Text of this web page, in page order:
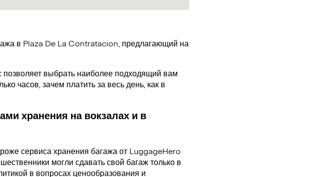
в Plaza De La Contratacion, предлагающий на
выбрать наиболее подходящий вам
часов, зачем платить за весь день, как в
хранения на вокзалах и в
сервиса хранения багажа от LuggageHero
могли сдавать свой багаж только в
в вопросах ценообразования и